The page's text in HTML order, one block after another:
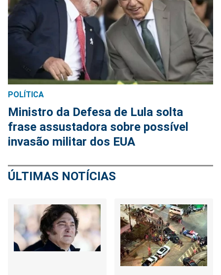
POLÍTICA
Ministro da Defesa de Lula solta
frase assustadora sobre possível
invasão militar dos EUA
ÚLTIMAS NOTÍCIAS